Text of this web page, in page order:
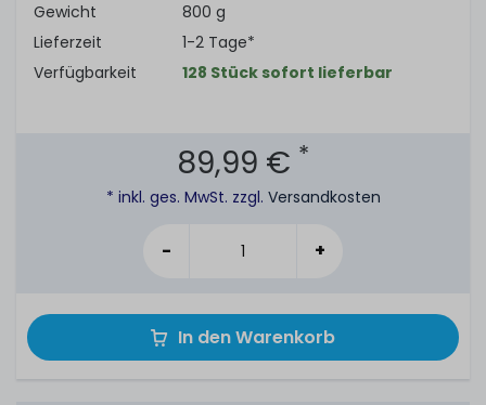
Gewicht
800 g
Lieferzeit
1-2 Tage*
Verfügbarkeit
128 Stück sofort lieferbar
89,99 € *
* inkl. ges. MwSt. zzgl. Versandkosten
- +
In den Warenkorb